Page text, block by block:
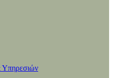
Υπηρεσιών